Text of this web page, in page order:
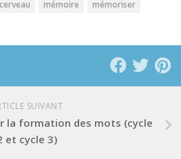
cerveau mémoire mémoriser
SUIVANT
la formation des mots (cycle
et cycle 3)